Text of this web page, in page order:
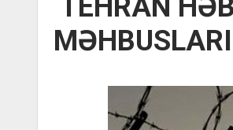
TEHRAN